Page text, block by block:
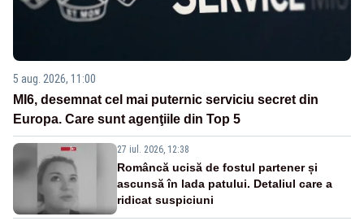
5 aug. 2026, 11:00
MI6, desemnat cel mai puternic serviciu secret din
Europa. Care sunt agenţiile din Top 5
27 iul. 2026, 12:38
Româncă ucisă de fostul partener și
ascunsă în lada patului. Detaliul care a
ridicat suspiciuni